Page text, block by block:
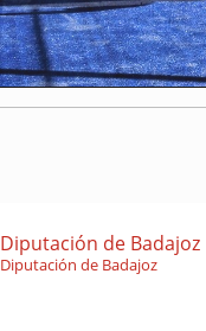
Diputación de Badajoz
Diputación de Badajoz